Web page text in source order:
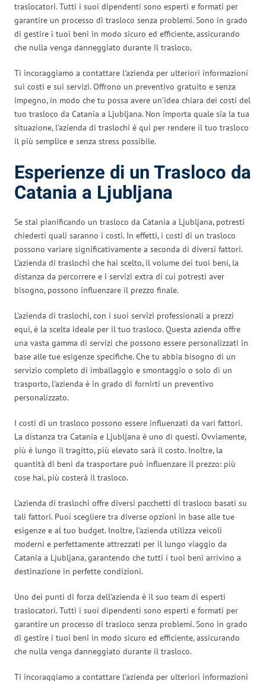
traslocatori. Tutti i suoi dipendenti sono esperti e formati per
garantire un processo di trasloco senza problemi. Sono in grado
di gestire i tuoi beni in modo sicuro ed efficiente, assicurando
che nulla venga danneggiato durante il trasloco.
Ti incoraggiamo a contattare l’azienda per ulteriori informazioni
sui costi e sui servizi. Offrono un preventivo gratuito e senza
impegno, in modo che tu possa avere un’idea chiara dei costi del
tuo trasloco da Catania a Ljubljana. Non importa quale sia la tua
situazione, l’azienda di traslochi è qui per rendere il tuo trasloco
il più semplice e senza stress possibile.
Esperienze di un Trasloco da
Catania a Ljubljana
Se stai pianificando un trasloco da Catania a Ljubljana, potresti
chiederti quali saranno i costi. In effetti, i costi di un trasloco
possono variare significativamente a seconda di diversi fattori.
L’azienda di traslochi che hai scelto, il volume dei tuoi beni, la
distanza da percorrere e i servizi extra di cui potresti aver
bisogno, possono influenzare il prezzo finale.
L’azienda di traslochi, con i suoi servizi professionali a prezzi
equi, è la scelta ideale per il tuo trasloco. Questa azienda offre
una vasta gamma di servizi che possono essere personalizzati in
base alle tue esigenze specifiche. Che tu abbia bisogno di un
servizio completo di imballaggio e smontaggio o solo di un
trasporto, l’azienda è in grado di fornirti un preventivo
personalizzato.
I costi di un trasloco possono essere influenzati da vari fattori.
La distanza tra Catania e Ljubljana è uno di questi. Ovviamente,
più è lungo il tragitto, più elevato sarà il costo. Inoltre, la
quantità di beni da trasportare può influenzare il prezzo: più
cose hai, più costerà il trasloco.
L’azienda di traslochi offre diversi pacchetti di trasloco basati su
tali fattori. Puoi scegliere tra diverse opzioni in base alle tue
esigenze e al tuo budget. Inoltre, l’azienda utilizza veicoli
moderni e perfettamente attrezzati per il lungo viaggio da
Catania a Ljubljana, garantendo che tutti i tuoi beni arrivino a
destinazione in perfette condizioni.
Uno dei punti di forza dell’azienda è il suo team di esperti
traslocatori. Tutti i suoi dipendenti sono esperti e formati per
garantire un processo di trasloco senza problemi. Sono in grado
di gestire i tuoi beni in modo sicuro ed efficiente, assicurando
che nulla venga danneggiato durante il trasloco.
Ti incoraggiamo a contattare l’azienda per ulteriori informazioni